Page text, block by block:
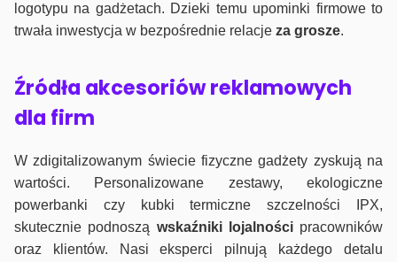
logotypu na gadżetach. Dzieki temu upominki firmowe to
trwała inwestycja w bezpośrednie relacje za grosze.
Źródła akcesoriów reklamowych
dla firm
W zdigitalizowanym świecie fizyczne gadżety zyskują na
wartości. Personalizowane zestawy, ekologiczne
powerbanki czy kubki termiczne szczelności IPX,
skutecznie podnoszą wskaźniki lojalnościpracowników
oraz klientów. Nasi eksperci pilnują każdego detalu